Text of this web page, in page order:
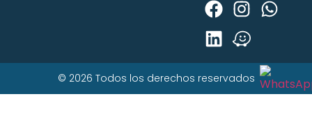
© 2026 Todos los derechos reservados